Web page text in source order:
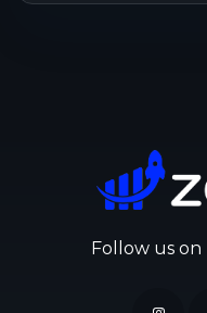
Follow us on